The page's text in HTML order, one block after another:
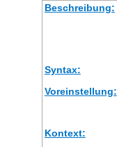
Beschreibung:
Syntax:
Voreinstellung:
Kontext: